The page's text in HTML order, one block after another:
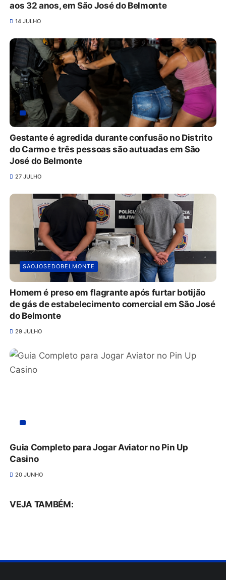
aos 32 anos, em São José do Belmonte
14 JULHO
Gestante é agredida durante confusão no Distrito
do Carmo e três pessoas são autuadas em São
José do Belmonte
27 JULHO
SAOJOSEDOBELMONTE
Homem é preso em flagrante após furtar botijão
de gás de estabelecimento comercial em São José
do Belmonte
29 JULHO
Guia Completo para Jogar Aviator no Pin Up
Casino
20 JUNHO
VEJA TAMBÉM: